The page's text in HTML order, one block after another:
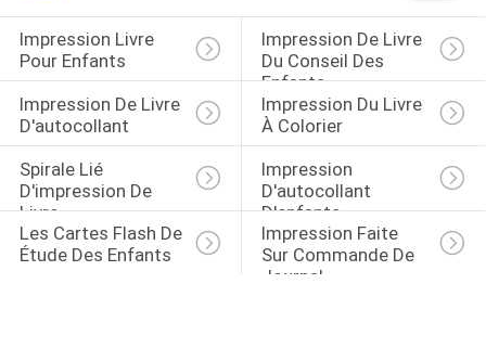
Impression Livre
Pour Enfants
Impression De Livre
Du Conseil Des
Enfants
Impression De Livre
D'autocollant
Impression Du Livre
À Colorier
Spirale Lié
D'impression De
Livre
Impression
D'autocollant
D'enfants
Les Cartes Flash De
Étude Des Enfants
Impression Faite
Sur Commande De
Journal